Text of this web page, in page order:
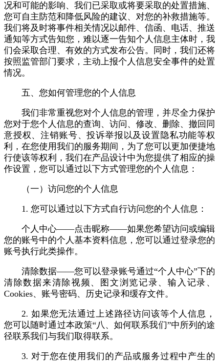
况和可能的影响、我们已采取或将要采取的处置措施、
您可自主防范和降低风险的建议、对您的补救措施等。
我们将及时将事件相关情况以邮件、信函、电话、推送
通知等方式告知您，难以逐一告知个人信息主体时，我
们会采取合理、有效的方式发布公告。同时，我们还将
按照监管部门要求，主动上报个人信息安全事件的处置
情况。
五、您如何管理您的个人信息
我们非常重视您对个人信息的管理，并尽全力保护
您对于您个人信息的查询、访问、修改、删除、撤回同
意授权、注销账号、投诉举报以及设置隐私功能等权
利，在您使用我们的服务期间，为了您可以更加便捷地
行使该等权利，我们在产品设计中为您提供了相应的操
作设置，您可以通过以下方式管理您的个人信息：
（一）访问您的个人信息
1. 您可以通过以下方式自行访问您的个人信息：
个人中心——点击昵称——如果您希望访问或编辑
您的账号中的个人基本资料信息，您可以通过登录您的
账号执行此类操作。
清除数据——您可以登录账号通过“个人中心”下的
清除数据来清除视频、图文浏览记录、输入记录、
Cookies、账号密码、历史记录和缓存文件。
2. 如果您无法通过上述路径访问该等个人信息，
您可以随时通过本政策“八、如何联系我们”中所列的途
径联系我们与我们取得联系。
3. 对于您在使用我们的产品或服务过程中产生的